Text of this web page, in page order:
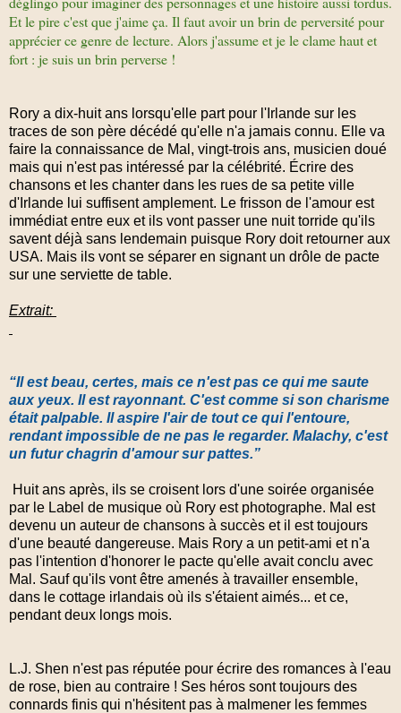
Et le pire c'est que j'aime ça. Il faut avoir un brin de perversité pour
apprécier ce genre de lecture. Alors j'assume et je le clame haut et
fort : je suis un brin perverse !
Rory a dix-huit ans lorsqu'elle part pour l'Irlande sur les
traces de son père décédé qu'elle n'a jamais connu. Elle va
faire la connaissance de Mal, vingt-trois ans, musicien doué
mais qui n'est pas intéressé par la célébrité. Écrire des
chansons et les chanter dans les rues de sa petite ville
d'Irlande lui suffisent amplement. Le frisson de l'amour est
immédiat entre eux et ils vont passer une nuit torride qu'ils
savent déjà sans lendemain puisque Rory doit retourner aux
USA. Mais ils vont se séparer en signant un drôle de pacte
sur une serviette de table.
Extrait:
“Il est beau, certes, mais ce n'est pas ce qui me saute
aux yeux. Il est rayonnant. C'est comme si son charisme
était palpable. Il aspire l'air de tout ce qui l'entoure,
rendant impossible de ne pas le regarder. Malachy, c'est
un futur chagrin d'amour sur pattes.”
Huit ans après, ils se croisent lors d'une soirée organisée
par le Label de musique où Rory est photographe. Mal est
devenu un auteur de chansons à succès et il est toujours
d'une beauté dangereuse. Mais Rory a un petit-ami et n'a
pas l'intention d'honorer le pacte qu'elle avait conclu avec
Mal. Sauf qu'ils vont être amenés à travailler ensemble,
dans le cottage irlandais où ils s'étaient aimés... et ce,
pendant deux longs mois.
L.J. Shen n'est pas réputée pour écrire des romances à l'eau
de rose, bien au contraire ! Ses héros sont toujours des
connards finis qui n'hésitent pas à malmener les femmes